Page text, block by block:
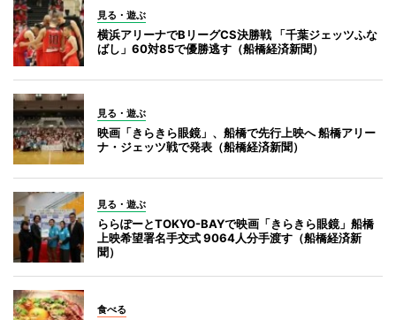
見る・遊ぶ
横浜アリーナでBリーグCS決勝戦 「千葉ジェッツふな
ばし」60対85で優勝逃す（船橋経済新聞）
見る・遊ぶ
映画「きらきら眼鏡」、船橋で先行上映へ 船橋アリー
ナ・ジェッツ戦で発表（船橋経済新聞）
見る・遊ぶ
ららぽーとTOKYO-BAYで映画「きらきら眼鏡」船橋
上映希望署名手交式 9064人分手渡す（船橋経済新
聞）
食べる